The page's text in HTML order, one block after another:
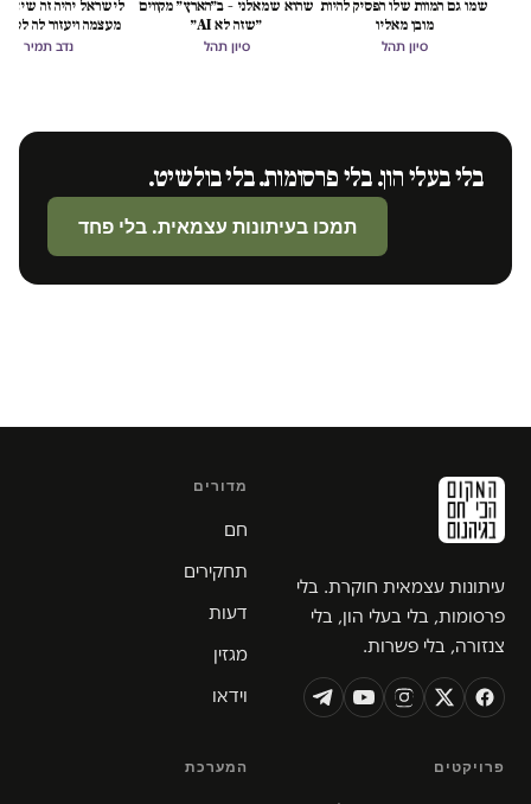
שמו גם המוות שלו הפסיק להיות
מובן מאליו
סיון תהל
שהוא שמאלני – ב״הארץ״ מקווים
״שזה לא AI״
סיון תהל
לישראל יהיה זה
מעצמה ויעזור לה
הכיבוש
נדב תמיר
בלי בעלי הון. בלי פרסומות. בלי בולשיט.
תמכו בעיתונות עצמאית. בלי פחד
עיתונות עצמאית חוקרת. בלי
פרסומות, בלי בעלי הון, בלי
צנזורה, בלי פשרות.
מדורים
חם
תחקירים
דעות
מגזין
וידאו
פרויקטים המערכת